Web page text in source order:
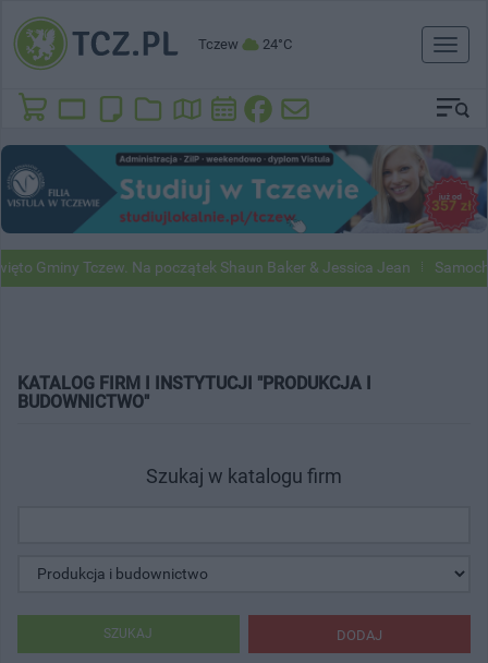
Tczew 24°C
Toggle
Gminy Tczew. Na początek Shaun Baker & Jessica Jean
KATALOG FIRM I INSTYTUCJI "PRODUKCJA I
BUDOWNICTWO"
Szukaj w katalogu firm
DODAJ
SZUKAJ